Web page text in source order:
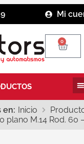
Mi
0
en: Inicio
plano M.14 Rod. 60